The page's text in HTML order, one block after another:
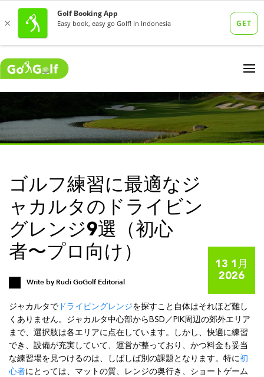
ゴルフ練習に最適なジ
ャカルタのドライビン
グレンジ9選（初心
者〜プロ向け）
13 1月
2026
Write by Rudi GoGolf Editorial
ジャカルタで ドライビングレンジを探すこと自体はそれほど難し
くありません。ジャカルタ中心部からBSD／PIK周辺の郊外エリア
まで、選択肢は各エリアに点在しています。しかし、快適に練習
でき、設備が充実していて、運営が整っており、かつ料金も妥当
な練習場を見つけるのは、しばしば別の課題となります。特に初
心者にとっては、マットの質、レンジの奥行き、ショートゲーム